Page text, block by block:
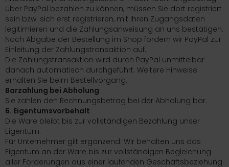
über PayPal bezahlen zu können, müssen Sie dort registriert
sein bzw. sich erst registrieren, mit Ihren Zugangsdaten
legitimieren und die Zahlungsanweisung an uns bestätigen.
Nach Abgabe der Bestellung im Shop fordern wir PayPal zur
Einleitung der Zahlungstransaktion auf.
Die Zahlungstransaktion wird durch PayPal unmittelbar
danach automatisch durchgeführt. Weitere Hinweise
erhalten Sie beim Bestellvorgang.
Barzahlung bei Abholung
Sie zahlen den Rechnungsbetrag bei der Abholung bar.
6. Eigentumsvorbehalt
Die Ware bleibt bis zur vollständigen Bezahlung unser
Eigentum.
Für Unternehmer gilt ergänzend: Wir behalten uns das
Eigentum an der Ware bis zur vollständigen Begleichung
aller Forderungen aus einer laufenden Geschäftsbeziehung